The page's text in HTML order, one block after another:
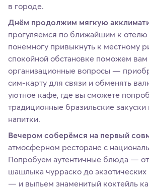
в городе.
Днём продолжим мягкую
прогуляемся по ближайшим к отелю
понемногу привыкнуть к местному
спокойной обстановке поможем
организационные вопросы —
сим-карту для связи и обменять
уютное кафе, где вы сможете
традиционные бразильские
напитки.
Вечером соберёмся на первый
атмосферном ресторане с
Попробуем аутентичные блюда —
шашлыка чурраско до
— и выпьем знаменитый коктейль